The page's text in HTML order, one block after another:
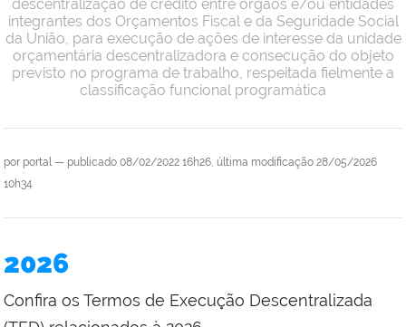
por portal— publicado 08/02/2022 16h26, última modificação 28/05/2026
10h34
descentralização de crédito entre órgãos e/ou entidades
integrantes dos Orçamentos Fiscal e da Seguridade Social
da União, para execução de ações de interesse da unidade
orçamentária descentralizadora e consecução do objeto
previsto no programa de trabalho, respeitada fielmente a
classificação funcional programática
2026
Confira os Termos de Execução Descentralizada